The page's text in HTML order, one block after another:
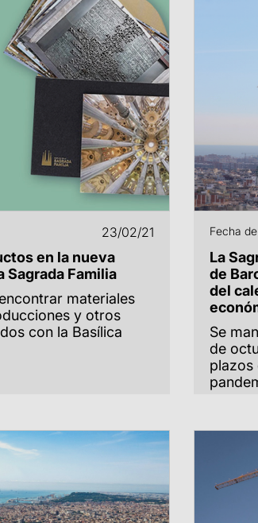
23/02/21
en la nueva
Sagrada Familia
materiales
y otros
con la Basílica
Fecha
La
de
del
Se
de
plazos